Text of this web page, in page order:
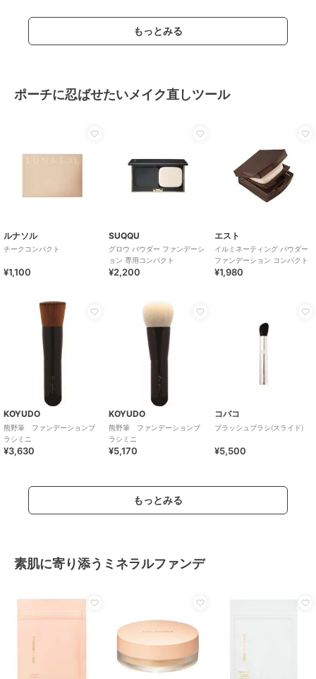
もっとみる
ポーチに忍ばせたいメイク直しツール
ルナソル
チークコンパクト
¥1,100
SUQQU
グロウ パウダー ファンデーシ
ョン 専用コンパクト
¥2,200
エスト
イルミネーティング パウダー
ファンデーション コンパクト
¥1,980
KOYUDO
熊野筆 ファンデーションブ
ラシミニ
¥3,630
KOYUDO
熊野筆 ファンデーションブ
ラシミニ
¥5,170
コバコ
ブラッシュブラシ(スライド)
¥5,500
もっとみる
素肌に寄り添うミネラルファンデ